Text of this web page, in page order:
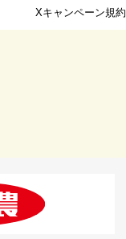
Xキャンペーン規約